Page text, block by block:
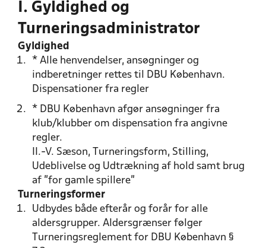
I. Gyldighed og
Turneringsadministrator
Gyldighed
* Alle henvendelser, ansøgninger og
indberetninger rettes til DBU København.
Dispensationer fra regler
* DBU København afgør ansøgninger fra
klub/klubber om dispensation fra angivne
regler.
II.-V. Sæson, Turneringsform, Stilling,
Udeblivelse og Udtrækning af hold samt brug
af "for gamle spillere"
Turneringsformer
Udbydes både efterår og forår for alle
aldersgrupper. Aldersgrænser følger
Turneringsreglement for DBU København §